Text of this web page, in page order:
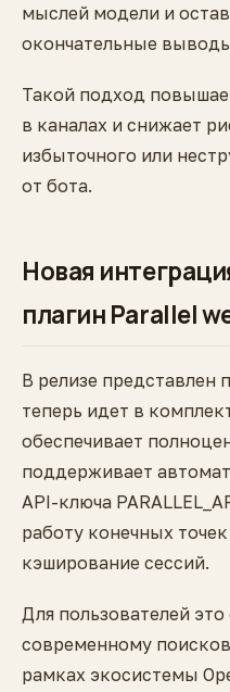
мыслей модели и
окончательные
Такой подход
в каналах и снижает
избыточного или
от бота.
Новая
плагин Parallel
В релизе представлен
теперь идет в
обеспечивает
поддерживает
API-ключа
работу конечных
кэширование сессий.
Для пользователей
современному
рамках экосистемы